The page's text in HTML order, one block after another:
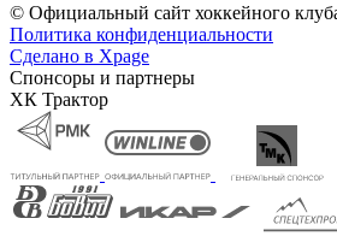
© Официальный сайт хоккейного
Политика конфиденциальности
Сделано в Xpage
Спонсоры и партнеры
ХК Трактор